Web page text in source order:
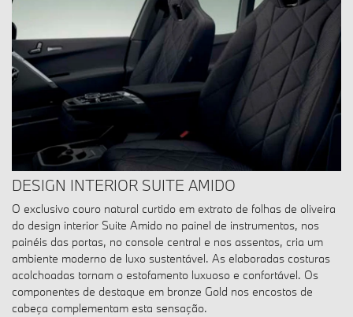
DESIGN INTERIOR SUITE AMIDO
O exclusivo couro natural curtido em extrato de folhas de oliveira
do design interior Suite Amido no painel de instrumentos, nos
painéis das portas, no console central e nos assentos, cria um
ambiente moderno de luxo sustentável. As elaboradas costuras
acolchoadas tornam o estofamento luxuoso e confortável. Os
componentes de destaque em bronze Gold nos encostos de
cabeça complementam esta sensação.